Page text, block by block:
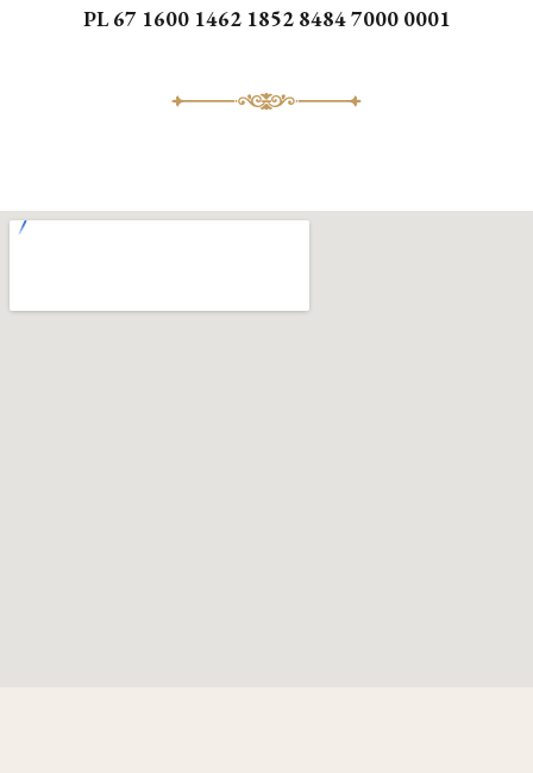
PL 67 1600 1462 1852 8484 7000 0001